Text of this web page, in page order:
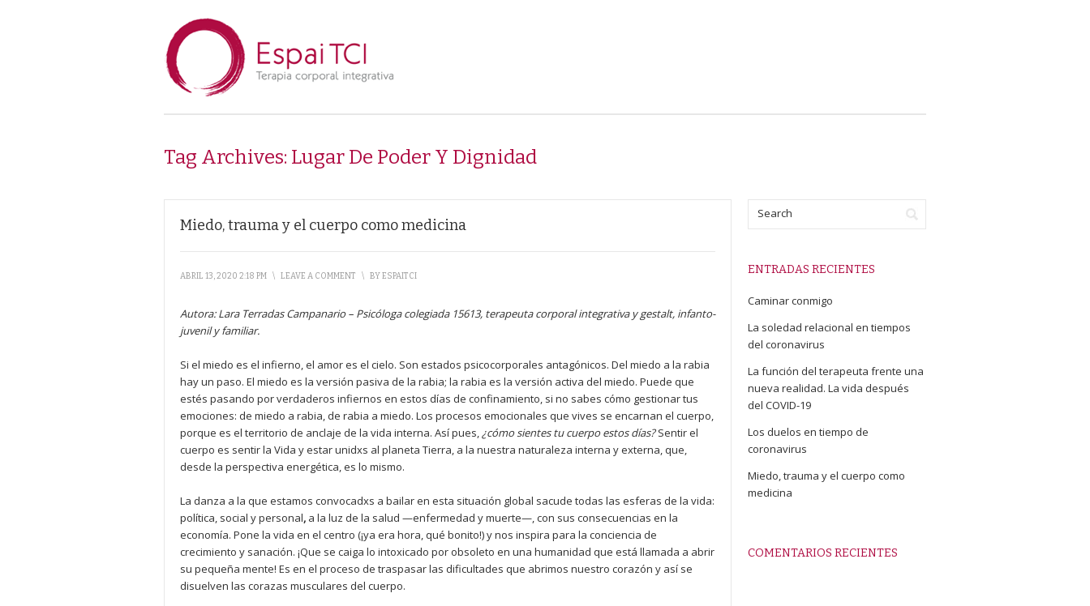
Tag Archives: Lugar De Poder Y Dignidad
Miedo, trauma y el cuerpo como medicina
ABRIL 13, 2020 2:18 PM \ LEAVE A COMMENT \ BYESPAITCI
Autora: Lara Terradas Campanario – Psicóloga colegiada 15613, terapeuta corporal integrativa y gestalt, infanto-
juvenil y familiar.
Si el miedo es el infierno, el amor es el cielo. Son estados psicocorporales antagónicos. Del miedo a la rabia
hay un paso. El miedo es la versión pasiva de la rabia; la rabia es la versión activa del miedo. Puede que
estés pasando por verdaderos infiernos en estos días de confinamiento, si no sabes cómo gestionar tus
emociones: de miedo a rabia, de rabia a miedo. Los procesos emocionales que vives se encarnan el cuerpo,
porque es el territorio de anclaje de la vida interna. Así pues,¿cómo sientes tu cuerpo estos días?Sentir el
cuerpo es sentir la Vida y estar unidxs al planeta Tierra, a la nuestra naturaleza interna y externa, que,
desde la perspectiva energética, es lo mismo.
La danza a la que estamos convocadxs a bailar en esta situación global sacude todas las esferas de la vida:
política, social y personal, a la luz de la salud —enfermedad y muerte—, con sus consecuencias en la
economía. Pone la vida en el centro (¡ya era hora, qué bonito!) y nos inspira para la conciencia de
crecimiento y sanación. ¡Que se caiga lo intoxicado por obsoleto en una humanidad que está llamada a abrir
su pequeña mente! Es en el proceso de traspasar las dificultades que abrimos nuestro corazón y así se
disuelven las corazas musculares del cuerpo.
ENTRADAS RECIENTES
Caminar conmigo
La soledad relacional en tiempos
del coronavirus
La función del terapeuta frente una
nueva realidad. La vida después
del COVID-19
Los duelos en tiempo de
coronavirus
Miedo, trauma y el cuerpo como
medicina
COMENTARIOS RECIENTES